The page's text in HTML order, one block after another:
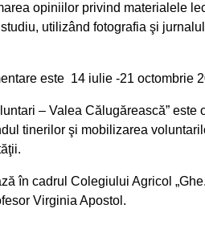
opiniilor privind materialele
utilizând fotografia şi
este 14 iulie -21 octombrie
– Valea Călugărească”
tinerilor şi mobilizarea
în cadrul Colegiului Agricol
Virginia Apostol.